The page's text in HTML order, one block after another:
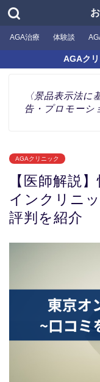
AGA治療 体験談
AGAク
〈景品表示法
告・プロモーシ
AGAクリニック
【医師解説
インクリニ
評判を紹介